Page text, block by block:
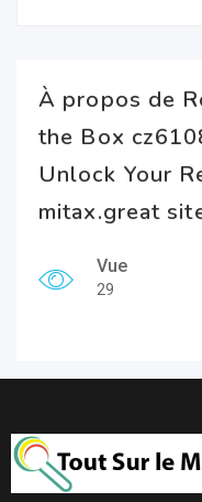
À propos de
the Box
Unlock Your
mitax.great
Vue
29